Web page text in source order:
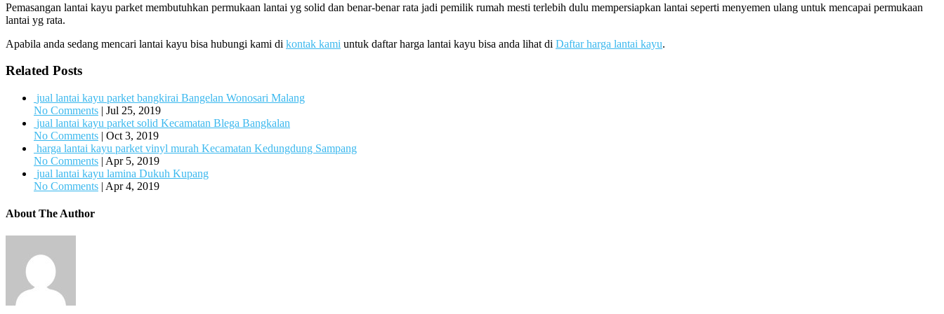
Pemasangan lantai kayu parket membutuhkan permukaan lantai yg solid dan benar-benar rata jadi pemilik rumah mesti terlebih dulu mempersiapkan lantai seperti menyemen ulang untuk mencapai permukaan
lantai yg rata.
Apabila anda sedang mencari lantai kayu bisa hubungi kami di kontak kami untuk daftar harga lantai kayu bisa anda lihat di Daftar harga lantai kayu.
Related Posts
jual lantai kayu parket bangkirai Bangelan Wonosari Malang
No Comments | Jul 25, 2019
jual lantai kayu parket solid Kecamatan Blega Bangkalan
No Comments | Oct 3, 2019
harga lantai kayu parket vinyl murah Kecamatan Kedungdung Sampang
No Comments | Apr 5, 2019
jual lantai kayu lamina Dukuh Kupang
No Comments | Apr 4, 2019
About The Author